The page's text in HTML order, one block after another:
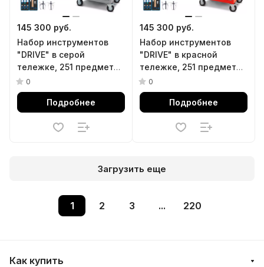
145 300 руб.
Набор инструментов
"DRIVE" в серой
тележке, 251 предмет
KING TONY 934-251AMG
0
Подробнее
145 300 руб.
Набор инструментов
"DRIVE" в красной
тележке, 251 предмет
KING TONY 934-251AMR
0
Подробнее
Загрузить еще
1 2 3 ... 220
Как купить